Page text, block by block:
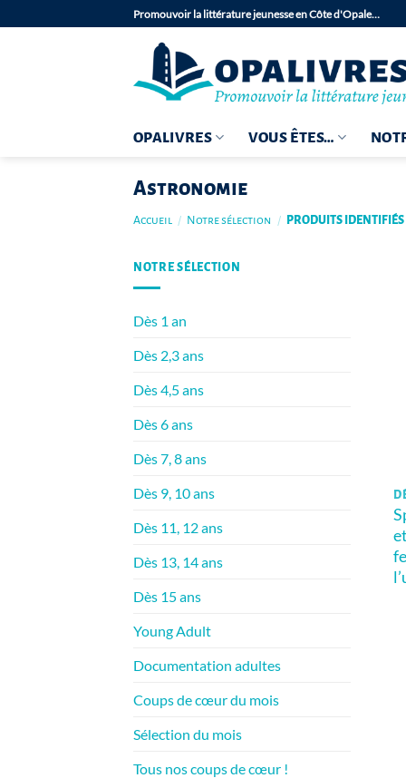
au
Promouvoir la littérature jeunesse en Côte d'Opale…
OPALIVRES VOUS ÊTES…
Astronomie
Accueil / Notre sélection / PRODUITS
NOTRE SÉLECTION
Dès 1 an
Dès 2,3 ans
Dès 4,5 ans
Dès 6 ans
Dès 7, 8 ans
Dès 9, 10 ans
Dès 11, 12 ans
Dès 13, 14 ans
Dès 15 ans
Young Adult
Documentation adultes
Coups de cœur du mois
Sélection du mois
Tous nos coups de cœur !